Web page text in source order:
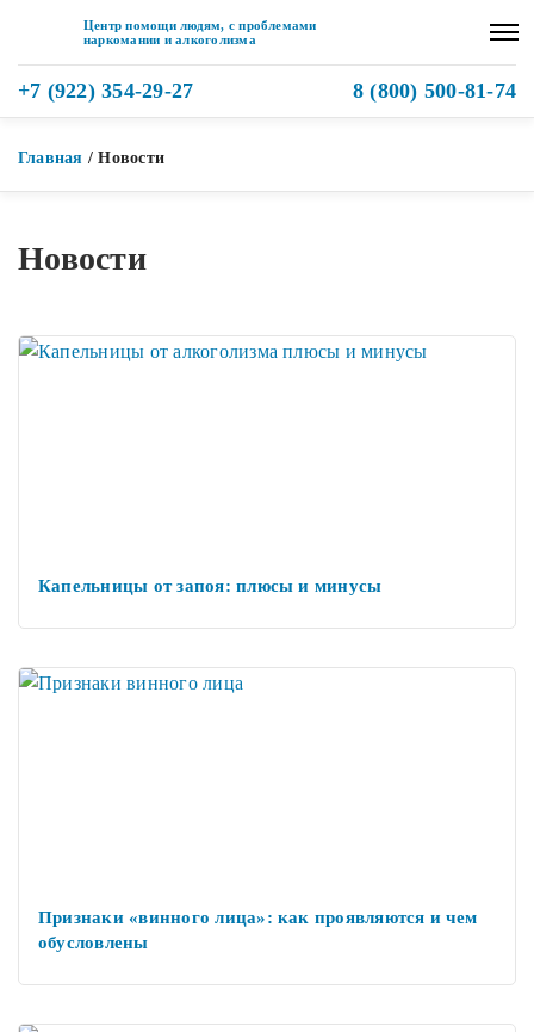
Центр помощи людям, с проблемами
наркомании и алкоголизма
+7 (922) 354-29-27 8 (800) 500-81-74
Главная /Новости
Новости
Капельницы от запоя: плюсы и минусы
Признаки «винного лица»: как проявляются и чем
обусловлены